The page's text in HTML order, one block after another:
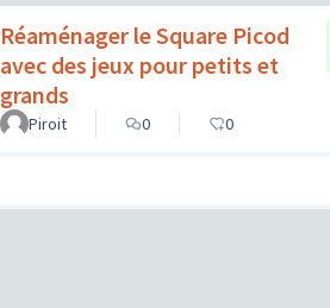
Réaménager le Square Picod
avec des jeux pour petits et
grands
Piroit 0 0